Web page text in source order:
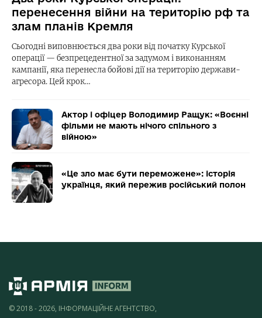
перенесення війни на територію рф та
злам планів Кремля
Сьогодні виповнюється два роки від початку Курської
операції — безпрецедентної за задумом і виконанням
кампанії, яка перенесла бойові дії на територію держави-
агресора. Цей крок…
Актор і офіцер Володимир Ращук: «Воєнні
фільми не мають нічого спільного з
війною»
«Це зло має бути переможене»: історія
українця, який пережив російський полон
© 2018 - 2026, ІНФОРМАЦІЙНЕ АГЕНТСТВО,